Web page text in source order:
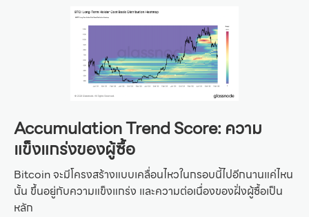
Accumulation Trend Score: ความ
แข็งแกร่งของผู้ซื้อ
Bitcoin จะมีโครงสร้างแบบเคลื่อนไหวในกรอบนี้ไปอีกนานแค่ไหน
นั้น ขึ้นอยู่กับความแข็งแกร่ง และความต่อเนื่องของฝั่งผู้ซื้อเป็น
หลัก